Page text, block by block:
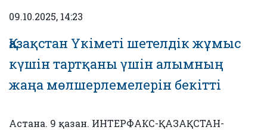
09.10.2025, 14:23
Қазақстан Үкіметі шетелдік жұмыс
күшін тартқаны үшін алымның
жаңа мөлшерлемелерін бекітті
Астана. 9 қазан. ИНТЕРФАКС-ҚАЗАҚСТАН-